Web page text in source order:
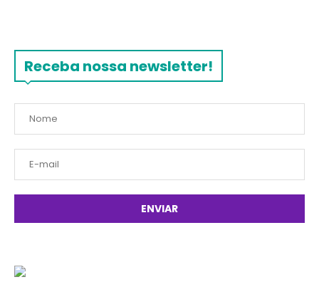
Receba nossa newsletter!